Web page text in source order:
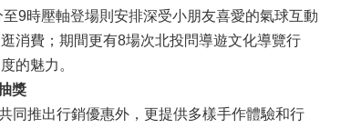
9時壓軸登場則安排深受小朋友喜愛的氣球互動
消費；期間更有8場次北投問導遊文化導覽行
的魅力。
獎
推出行銷優惠外，更提供多樣手作體驗和行